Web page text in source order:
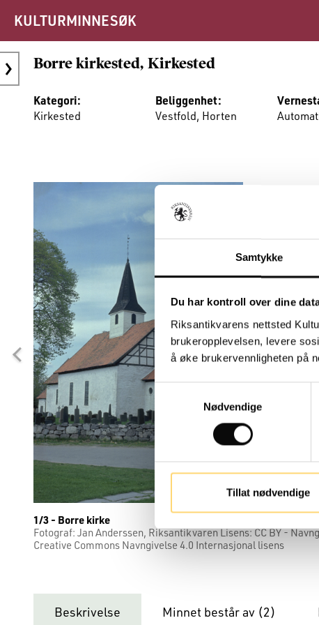
Samtykke
Du har kontroll over dine
Riksantikvarens nettsted
brukeropplevelsen, levere
å øke brukervennligheten på
Nødvendige
Tillat nødvendige
Borre kirkested, Kirkested
Kategori:
Kirkested
Beliggenhet:
Vestfold, Horten
1/3 - Borre kirke
Fotograf: Jan Anderssen, Riksantikvaren Lisens: CC BY -
Creative Commons Navngivelse 4.0 Internasjonal lisens
Beskrivelse Minnet består av (2)
KULTURMINNESØK